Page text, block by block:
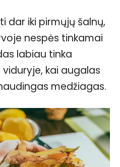
dar iki pirmųjų šalnų,
nespės tinkamai
labiau tinka
kai augalas
medžiagas.